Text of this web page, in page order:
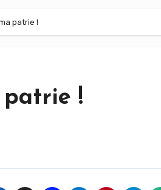
patrie !
patrie !